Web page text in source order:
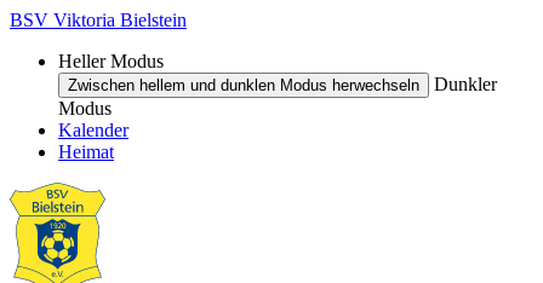
BSV Viktoria Bielstein
Heller Modus
Zwischen hellem und dunklen Modus herwechseln
Dunkler
Modus
Kalender
Heimat